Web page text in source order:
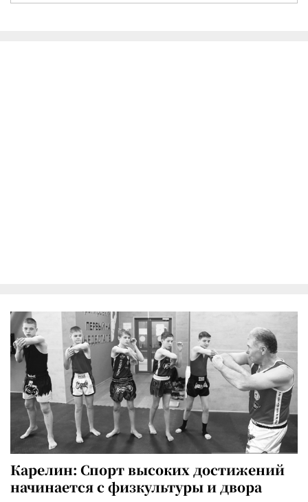
Карелин: Спорт высоких достижений
начинается с физкультуры и двора